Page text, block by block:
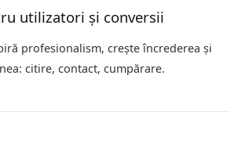
utilizatori și conversii
profesionalism, crește încrederea și
citire, contact, cumpărare.